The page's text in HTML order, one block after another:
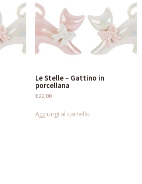
Le Stelle – Gattino in
porcellana
€22,00
Aggiungi al carrello